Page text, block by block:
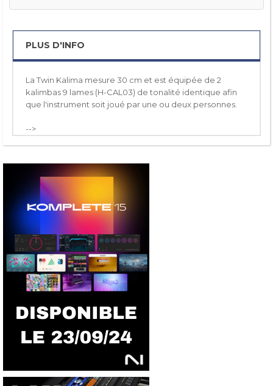
PLUS D'INFO
La Twin Kalima mesure 30 cm et est équipée de 2
kalimbas 9 lames (H-CAL03) de tonalité identique afin
que l'instrument soit joué par une ou deux personnes.
-->